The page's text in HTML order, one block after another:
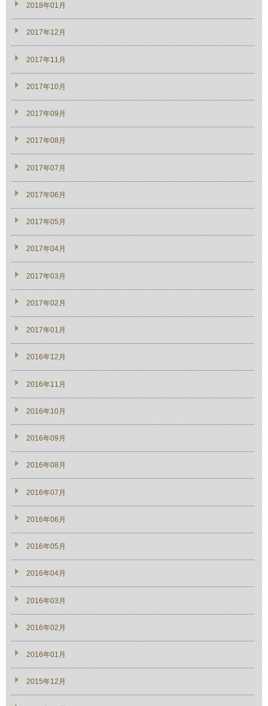
2018年01月
2017年12月
2017年11月
2017年10月
2017年09月
2017年08月
2017年07月
2017年06月
2017年05月
2017年04月
2017年03月
2017年02月
2017年01月
2016年12月
2016年11月
2016年10月
2016年09月
2016年08月
2016年07月
2016年06月
2016年05月
2016年04月
2016年03月
2016年02月
2016年01月
2015年12月